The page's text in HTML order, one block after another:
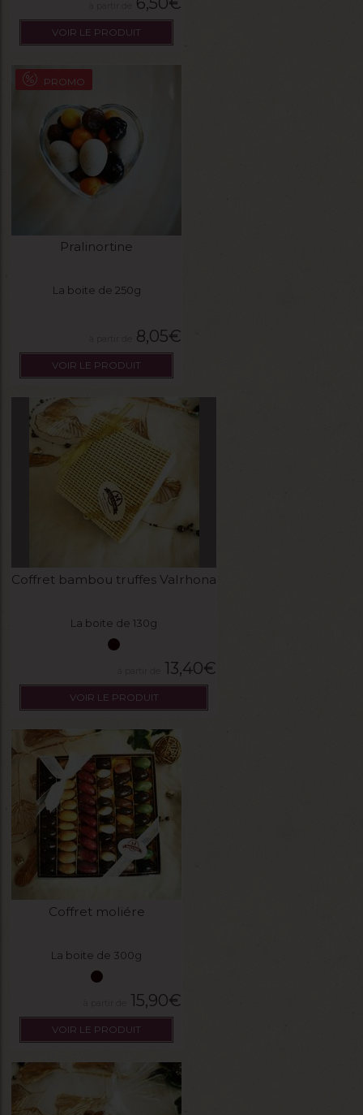
VOIR LE PRODUIT
PROMO
Pralinortine
La boite de 250g
8,05€
VOIR LE PRODUIT
Coffret bambou truffes Valrhona
La boite de 130g
13,40€
VOIR LE PRODUIT
Coffret moliére
La boite de 300g
15,90€
VOIR LE PRODUIT